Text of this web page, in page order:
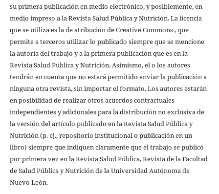
su primera publicación en medio electrónico, y posiblemente, en
medio impreso a la Revista Salud Pública y Nutrición. La licencia
que se utiliza es la de atribución de Creative Commons , que
permite a terceros utilizar lo publicado siempre que se mencione
la autoría del trabajo y a la primera publicación que es en la
Revista Salud Pública y Nutrición. Asimismo, el o los autores
tendrán en cuenta que no estará permitido enviar la publicación a
ninguna otra revista, sin importar el formato. Los autores estarán
en posibilidad de realizar otros acuerdos contractuales
independientes y adicionales para la distribución no exclusiva de
la versión del artículo publicado en la Revista Salud Pública y
Nutrición (p. ej., repositorio institucional o publicación en un
libro) siempre que indiquen claramente que el trabajo se publicó
por primera vez en la Revista Salud Pública, Revista de la Facultad
de Salud Pública y Nutrición de la Universidad Autónoma de
Nuevo León.